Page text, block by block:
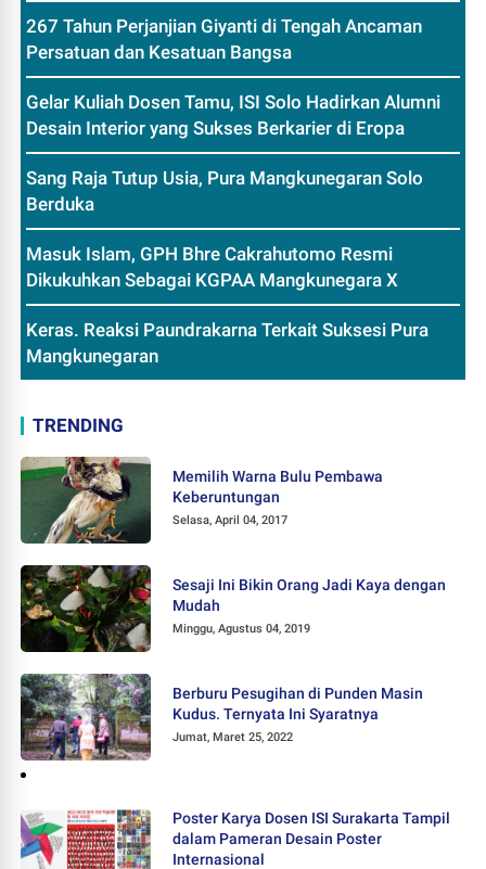
267 Tahun Perjanjian Giyanti di Tengah Ancaman
Persatuan dan Kesatuan Bangsa
Gelar Kuliah Dosen Tamu, ISI Solo Hadirkan Alumni
Desain Interior yang Sukses Berkarier di Eropa
Sang Raja Tutup Usia, Pura Mangkunegaran Solo
Berduka
Masuk Islam, GPH Bhre Cakrahutomo Resmi
Dikukuhkan Sebagai KGPAA Mangkunegara X
Keras. Reaksi Paundrakarna Terkait Suksesi Pura
Mangkunegaran
TRENDING
Memilih Warna Bulu Pembawa
Keberuntungan
Selasa, April 04, 2017
Sesaji Ini Bikin Orang Jadi Kaya dengan
Mudah
Minggu, Agustus 04, 2019
Berburu Pesugihan di Punden Masin
Kudus. Ternyata Ini Syaratnya
Jumat, Maret 25, 2022
Poster Karya Dosen ISI Surakarta Tampil
dalam Pameran Desain Poster
Internasional